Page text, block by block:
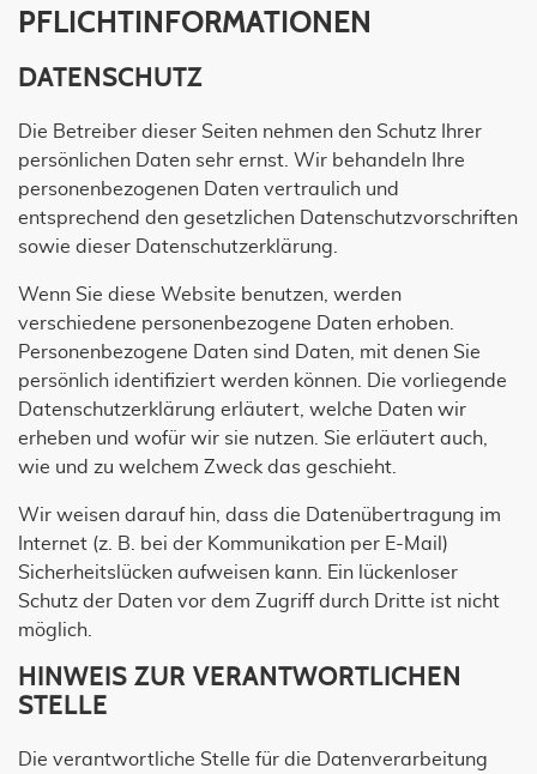
PFLICHT­INFORMATIONEN
DATENSCHUTZ
Die Betreiber dieser Seiten nehmen den Schutz Ihrer
persönlichen Daten sehr ernst. Wir behandeln Ihre
personenbezogenen Daten vertraulich und
entsprechend den gesetzlichen Datenschutzvorschriften
sowie dieser Datenschutzerklärung.
Wenn Sie diese Website benutzen, werden
verschiedene personenbezogene Daten erhoben.
Personenbezogene Daten sind Daten, mit denen Sie
persönlich identifiziert werden können. Die vorliegende
Datenschutzerklärung erläutert, welche Daten wir
erheben und wofür wir sie nutzen. Sie erläutert auch,
wie und zu welchem Zweck das geschieht.
Wir weisen darauf hin, dass die Datenübertragung im
Internet (z. B. bei der Kommunikation per E-Mail)
Sicherheitslücken aufweisen kann. Ein lückenloser
Schutz der Daten vor dem Zugriff durch Dritte ist nicht
möglich.
HINWEIS ZUR VERANTWORTLICHEN
STELLE
Die verantwortliche Stelle für die Datenverarbeitung